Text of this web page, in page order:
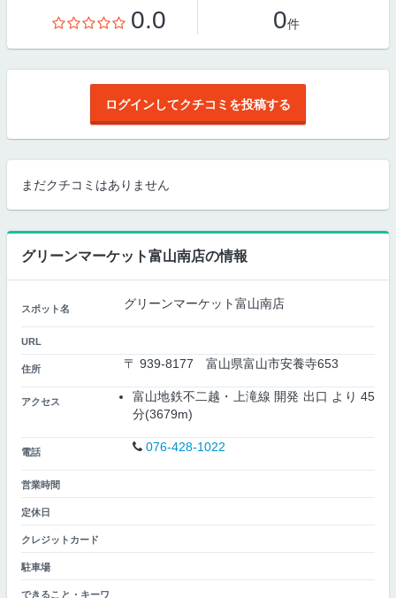
0.0 0件
ログインしてクチコミを投稿する
まだクチコミはありません
グリーンマーケット富山南店の情報
スポット名 グリーンマーケット富山南店
URL
住所 〒 939-8177 富山県富山市安養寺653
アクセス
富山地鉄不二越・上滝線 開発 出口 より 45
分(3679m)
電話 076-428-1022
営業時間
定休日
クレジットカード
駐車場
できること・キーワ